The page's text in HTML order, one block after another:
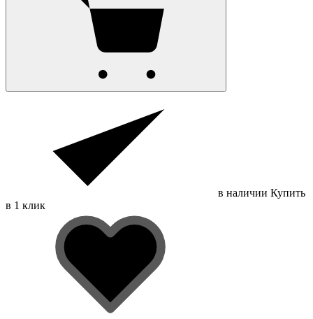
в наличии Купить
в 1 клик